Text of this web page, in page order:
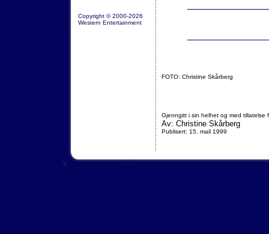
Copyright © 2000-2026
Western Entertainment
FOTO: Christine Skårberg
Gjenngitt i sin helhet og med tillatelse
Av: Christine Skårberg
Publisert: 15. mail 1999